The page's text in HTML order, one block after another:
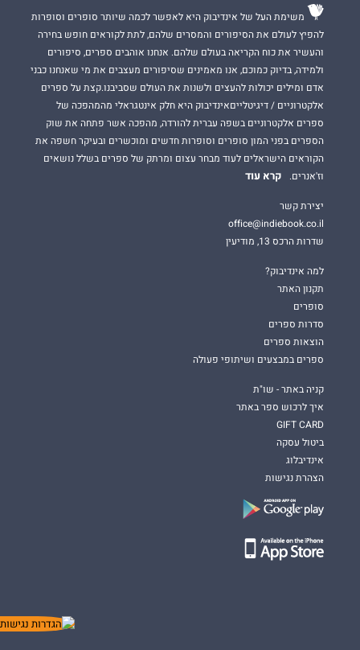
משימת העל של אינדיבוק היא לאפשר לכמה שיותר סופרים וסופרות
להפיץ לעולם את הסיפורים והמסרים שלהם, לתת לקוראים חופש בחירה
והעשיר את כוח הקריאה בעולם שלהם. אנחנו אוהבים ספרים, סיפורים
ולמידה, בדיוק כמוכם, אנו מאמינים שסיפורים מעצבים את מי שאנחנו כבני
אדם ומילים יכולות להעצים ולשנות את העולם שסביבנו.קצת על ספרים
אלקטרוניים / דיגיטלייםאינדיבוק היא חלק אינטגראלי מהמהפכה של
ספרים אלקטרוניים בשפה עברית להורדה, מהפכה אשר פתחה את שוק
הספרים בפני המון סופרים וסופרות חדשים ומוכשרים ובעיקר חשפה את
הקוראים הישראלים לעוד מבחר עצום ומרתק של ספרים בשלל נושאים
וז'אנרים.
קרא עוד
יצירת קשר
office@indiebook.co.il
שדרות הרכס 13, מודיעין
למה אינדיבוק?
תקנון האתר
סופרים
סדרות ספרים
הוצאות ספרים
ספרים במבצעים ושיתופי פעולה
קניה באתר - שו"ת
איך לרכוש ספר באתר
GIFT CARD
ביטול עסקה
אינדיבלוג
הצהרת נגישות